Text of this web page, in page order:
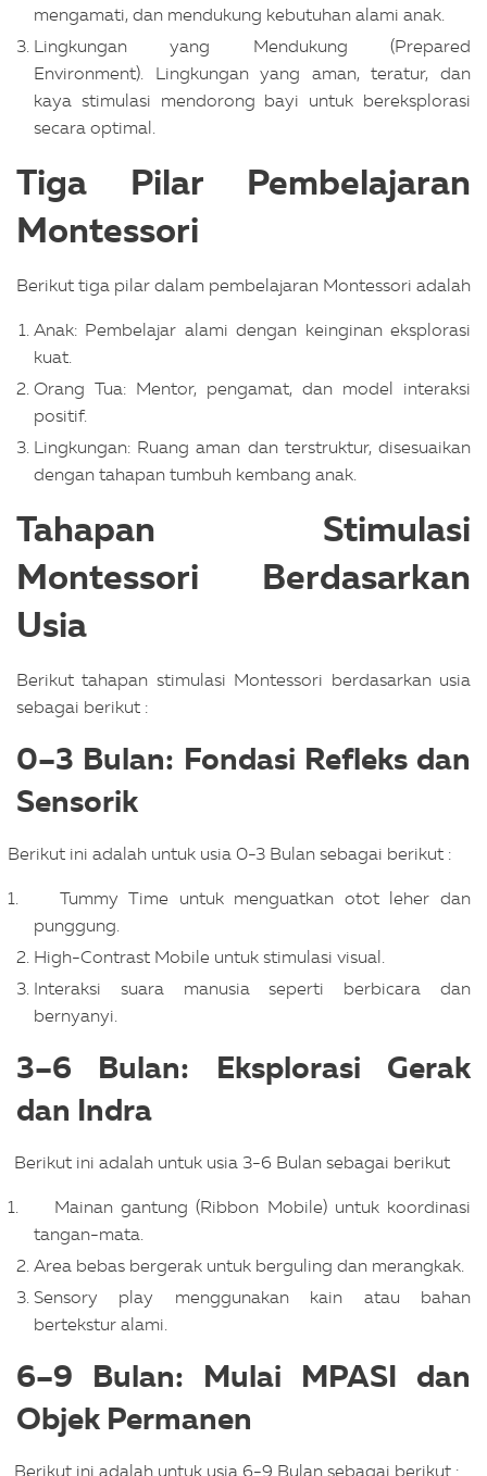
mengamati, dan mendukung kebutuhan alami anak.
Lingkungan yang Mendukung (Prepared
Environment). Lingkungan yang aman, teratur, dan
kaya stimulasi mendorong bayi untuk bereksplorasi
secara optimal.
Tiga Pilar Pembelajaran
Montessori
Berikut tiga pilar dalam pembelajaran Montessori adalah
Anak: Pembelajar alami dengan keinginan eksplorasi
kuat.
Orang Tua: Mentor, pengamat, dan model interaksi
positif.
Lingkungan: Ruang aman dan terstruktur, disesuaikan
dengan tahapan tumbuh kembang anak.
Tahapan Stimulasi
Montessori Berdasarkan
Usia
Berikut tahapan stimulasi Montessori berdasarkan usia
sebagai berikut :
0–3 Bulan: Fondasi Refleks dan
Sensorik
Berikut ini adalah untuk usia 0-3 Bulan sebagai berikut :
Tummy Time untuk menguatkan otot leher dan
punggung.
High-Contrast Mobile untuk stimulasi visual.
Interaksi suara manusia seperti berbicara dan
bernyanyi.
3–6 Bulan: Eksplorasi Gerak
dan Indra
Berikut ini adalah untuk usia 3-6 Bulan sebagai berikut
Mainan gantung (Ribbon Mobile) untuk koordinasi
tangan-mata.
Area bebas bergerak untuk berguling dan merangkak.
Sensory play menggunakan kain atau bahan
bertekstur alami.
6–9 Bulan: Mulai MPASI dan
Objek Permanen
Berikut ini adalah untuk usia 6-9 Bulan sebagai berikut :